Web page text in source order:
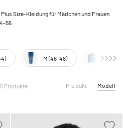
Size-Kleidung für Mädchen und Frauen
56.
M (46-48) L (50-
Produkte Produkt Modell